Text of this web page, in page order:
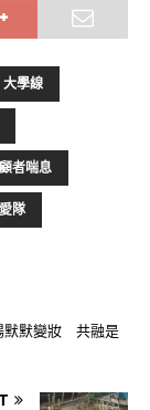
大學線
者喘息
隊
默默變妝 共融是